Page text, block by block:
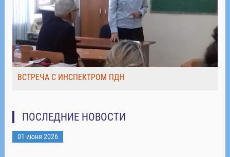
ВСТРЕЧА С ИНСПЕКТРОМ ПДН
ПОСЛЕДНИЕ НОВОСТИ
01 июня 2026